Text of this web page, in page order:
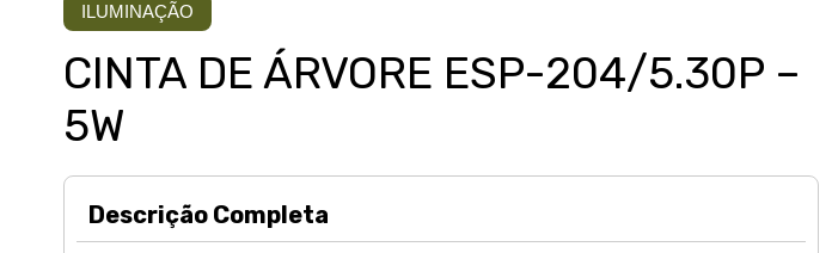
ILUMINAÇÃO
CINTA DE ÁRVORE ESP-204/5.30P –
5W
Descrição Completa